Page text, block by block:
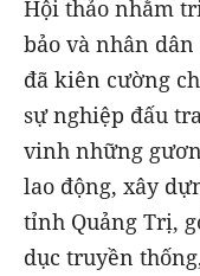
Hội thảo nhằm
bảo và nhân
đã kiên cường
sự nghiệp đấu
vinh những
lao động, xây
tỉnh Quảng Trị,
dục truyền